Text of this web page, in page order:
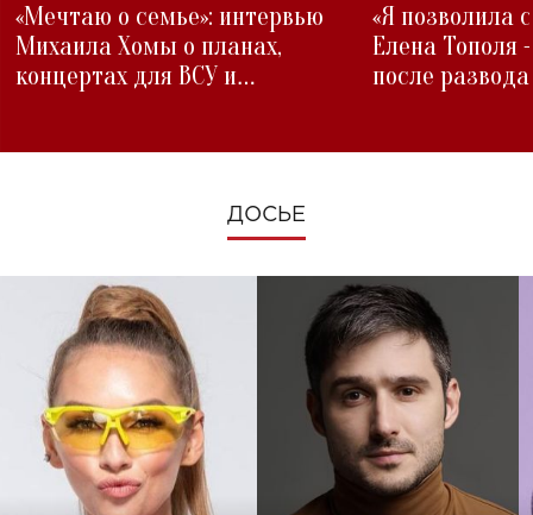
«Мечтаю о семье»: интервью
Михаила Хомы о планах,
концертах для ВСУ и
«Я позволила
Елена Тополя
после развода
ДОСЬЕ